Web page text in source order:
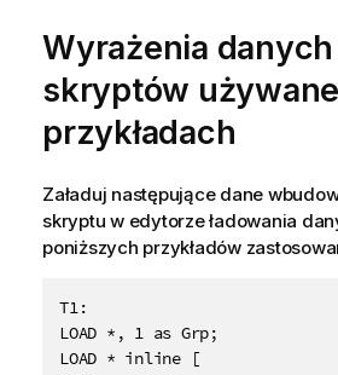
Wyrażenia
skryptów
przykładach
Załaduj następujące dane
skryptu w edytorze ładowania
poniższych przykładów
T1:
LOAD *, 1 as Grp;
LOAD * inline [